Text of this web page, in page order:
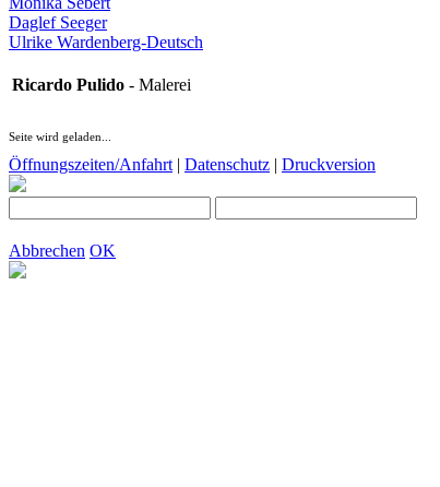
Daglef Seeger
Ulrike Wardenberg-Deutsch
Ricardo Pulido - Malerei
Seite wird geladen...
Öffnungszeiten/Anfahrt | Datenschutz | Druckversion
Abbrechen OK